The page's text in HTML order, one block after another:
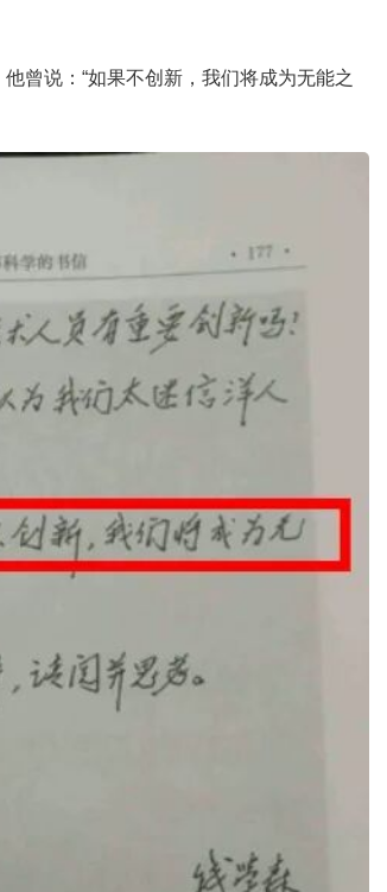
曾说：“如果不创新，我们将成为无能之